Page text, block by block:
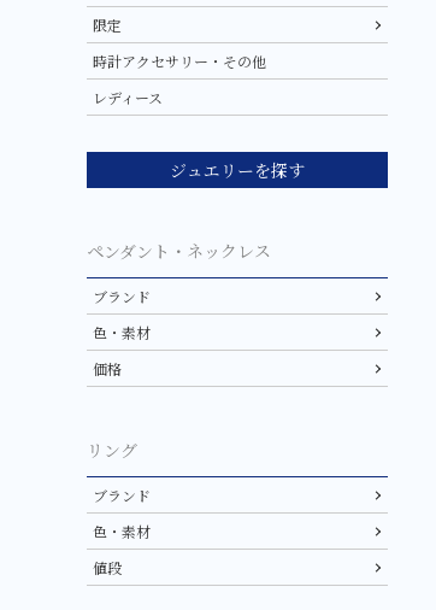
限定
時計アクセサリー・その他
レディース
ジュエリーを探す
ペンダント・ネックレス
ブランド
色・素材
価格
リング
ブランド
色・素材
値段